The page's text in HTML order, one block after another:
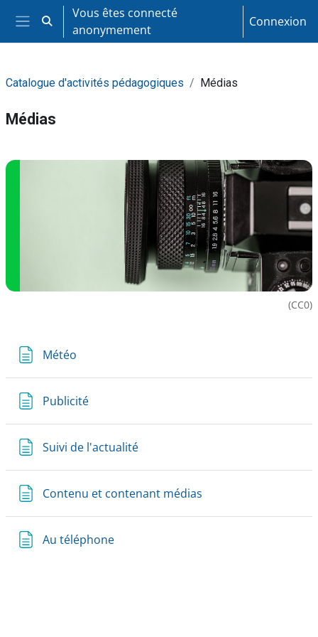
Passer au contenu principal
Panneau latéral
Activer/désactiver la saisie de recherche
Vous êtes connecté
anonymement
Connexion
Catalogue d'activités pédagogiques Médias
Médias
Résumé de section
(CC0)
Météo
PublicitéPage
Suivi de l'actualitéPage
Contenu et contenant médias
Au téléphonePage